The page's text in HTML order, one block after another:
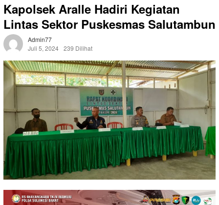
Kapolsek Aralle Hadiri Kegiatan
Lintas Sektor Puskesmas Salutambun
Admin77
Juli 5, 2024 239 Dilihat